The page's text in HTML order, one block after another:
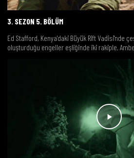
3. SEZON 5. BÖLÜM
Ed Stafford, Kenya'daki Büyük Rift Vadisi'nde
oluşturduğu engeller eşliğinde iki rakiple,